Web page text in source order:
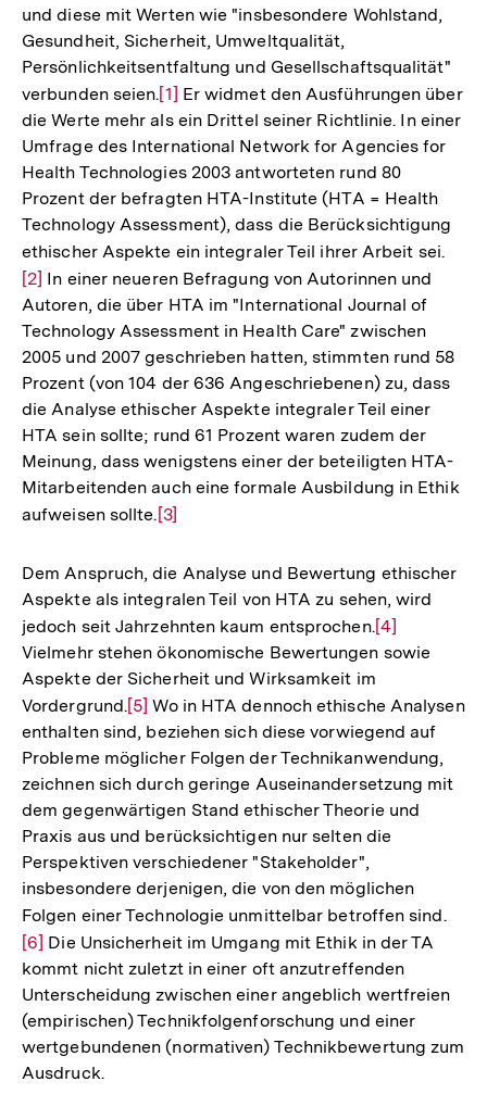
und diese mit Werten wie "insbesondere Wohlstand,
Gesundheit, Sicherheit, Umweltqualität,
Persönlichkeitsentfaltung und Gesellschaftsqualität"
verbunden seien.Zur
Auflösung
der
Fußnote
[1] Er widmet den Ausführungen über
die Werte mehr als ein Drittel seiner Richtlinie. In einer
Umfrage des International Network for Agencies for
Health Technologies 2003 antworteten rund 80
Prozent der befragten HTA-Institute (HTA = Health
Technology Assessment), dass die Berücksichtigung
ethischer Aspekte ein integraler Teil ihrer Arbeit sei.
[2] In einer neueren Befragung von Autorinnen und
Autoren, die über HTA im "International Journal of
Technology Assessment in Health Care" zwischen
2005 und 2007 geschrieben hatten, stimmten rund 58
Prozent (von 104 der 636 Angeschriebenen) zu, dass
die Analyse ethischer Aspekte integraler Teil einer
HTA sein sollte; rund 61 Prozent waren zudem der
Meinung, dass wenigstens einer der beteiligten HTA-
Mitarbeitenden auch eine formale Ausbildung in Ethik
aufweisen sollte. Zur
der
Fußnote
[3]
Dem Anspruch, die Analyse und Bewertung ethischer
Aspekte als integralen Teil von HTA zu sehen, wird
jedoch seit Jahrzehnten kaum entsprochen.Zur
Auflösung
der
Fußnote
[4]
Vielmehr stehen ökonomische Bewertungen sowie
Aspekte der Sicherheit und Wirksamkeit im
Vordergrund.Zur
Auflösung
der
Fußnote
[5] Wo in HTA dennoch ethische Analysen
enthalten sind, beziehen sich diese vorwiegend auf
Probleme möglicher Folgen der Technikanwendung,
zeichnen sich durch geringe Auseinandersetzung mit
dem gegenwärtigen Stand ethischer Theorie und
Praxis aus und berücksichtigen nur selten die
Perspektiven verschiedener "Stakeholder",
insbesondere derjenigen, die von den möglichen
Folgen einer Technologie unmittelbar betroffen sind.
[6] Die Unsicherheit im Umgang mit Ethik in der TA
kommt nicht zuletzt in einer oft anzutreffenden
Unterscheidung zwischen einer angeblich wertfreien
(empirischen) Technikfolgenforschung und einer
wertgebundenen (normativen) Technikbewertung zum
Ausdruck.